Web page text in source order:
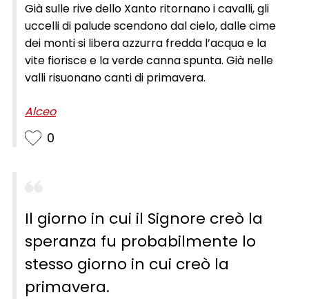
Già sulle rive dello Xanto ritornano i cavalli, gli
uccelli di palude scendono dal cielo, dalle cime
dei monti si libera azzurra fredda l’acqua e la
vite fiorisce e la verde canna spunta. Già nelle
valli risuonano canti di primavera.
Alceo
0
Il giorno in cui il Signore creò la
speranza fu probabilmente lo
stesso giorno in cui creò la
primavera.